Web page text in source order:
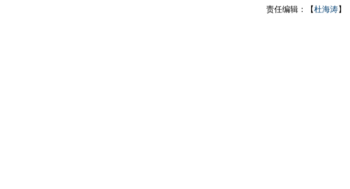
责任编辑：【杜海涛】